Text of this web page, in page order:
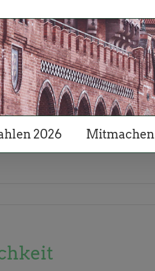
2026 Mitmachen